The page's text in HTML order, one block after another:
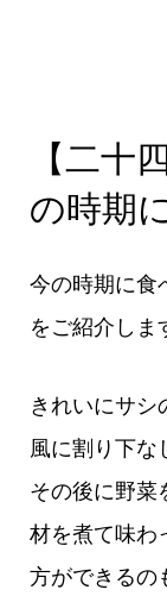
【二十
の時期
今の時期に食
をご紹介しま
きれいにサシ
風に割り下な
その後に野菜
材を煮て味わ
方ができるの